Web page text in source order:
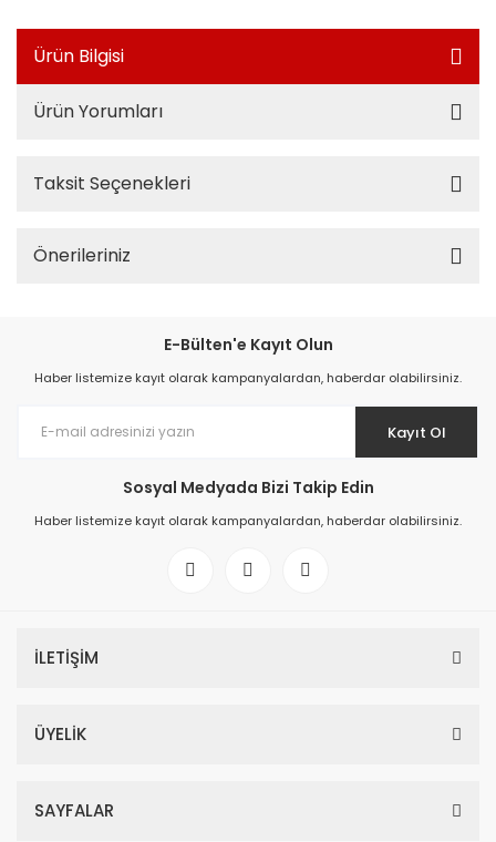
Ürün Bilgisi
Ürün Yorumları
Taksit Seçenekleri
Önerileriniz
E-Bülten'e Kayıt Olun
Haber listemize kayıt olarak kampanyalardan, haberdar olabilirsiniz.
Kayıt Ol
Sosyal Medyada Bizi Takip Edin
Haber listemize kayıt olarak kampanyalardan, haberdar olabilirsiniz.
İLETİŞİM
ÜYELİK
SAYFALAR